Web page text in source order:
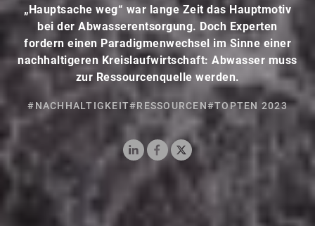
bei der Abwasserentsorgung. Doch Experten
fordern einen Paradigmenwechsel im Sinne einer
nachhaltigeren Kreislaufwirtschaft: Abwasser muss
zur Ressourcenquelle werden.
#NACHHALTIGKEIT #RESSOURCEN #TOPTEN 2023
LinkedInFacebook